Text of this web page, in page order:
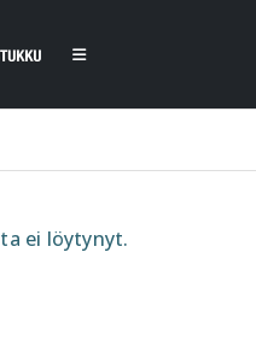
ei löytynyt.